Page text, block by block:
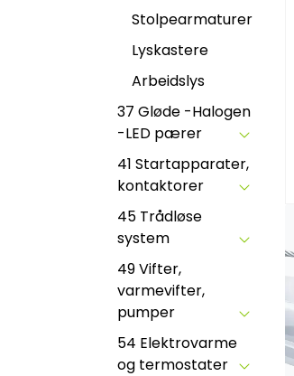
Stolpearmaturer
Lyskastere
Arbeidslys
37 Gløde -Halogen
-LED pærer
41 Startapparater,
kontaktorer
45 Trådløse
system
49 Vifter,
varmevifter,
pumper
54 Elektrovarme
og termostater